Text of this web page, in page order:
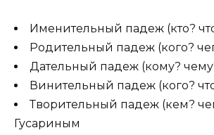
Именительный падеж (кто?
Родительный падеж (кого?
Дательный падеж (кому?
Винительный падеж (кого?
Творительный падеж (кем?
Гусариным